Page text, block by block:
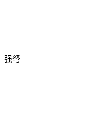
强弩